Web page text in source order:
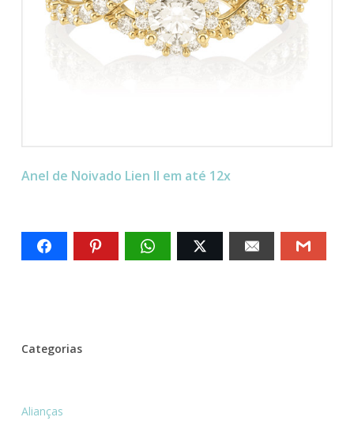
Anel de Noivado Lien II em até 12x
Categorias
Alianças